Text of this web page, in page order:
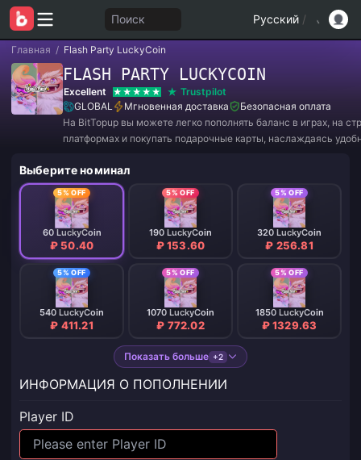
Поиск Русский /
Главная / Flash Party LuckyCoin
FLASH PARTY LUCKYCOIN
Excellent
Trustpilot
GLOBAL
Мгновенная доставка
Безопасная оплата
На BitTopup вы можете легко пополнять баланс в играх, на
платформах и покупать подарочные карты, наслаждаясь
Выберите номинал
5% OFF
60 LuckyCoin
₽ 50.40
5% OFF
190 LuckyCoin
₽ 153.60
5% OFF
320 LuckyCoin
₽ 256.81
5% OFF
540 LuckyCoin
₽ 411.21
5% OFF
1070 LuckyCoin
₽ 772.02
5% OFF
1850 LuckyCoin
₽ 1329.63
Показать больше +2
ИНФОРМАЦИЯ О ПОПОЛНЕНИИ
Player ID